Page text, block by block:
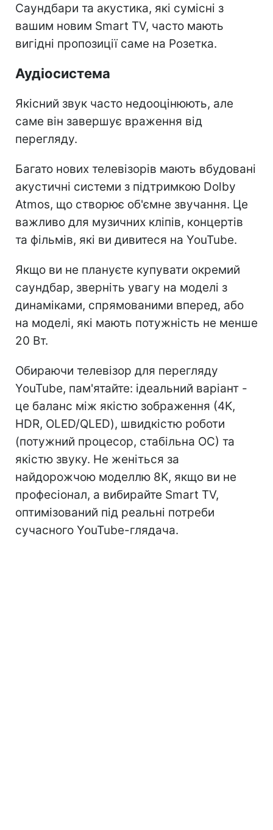
Саундбари та акустика, які сумісні з
вашим новим Smart TV, часто мають
вигідні пропозиції саме на Розетка.
Аудіосистема
Якісний звук часто недооцінюють, але
саме він завершує враження від
перегляду.
Багато нових телевізорів мають вбудовані
акустичні системи з підтримкою Dolby
Atmos, що створює об'ємне звучання. Це
важливо для музичних кліпів, концертів
та фільмів, які ви дивитеся на YouTube.
Якщо ви не плануєте купувати окремий
саундбар, зверніть увагу на моделі з
динаміками, спрямованими вперед, або
на моделі, які мають потужність не менше
20 Вт.
Обираючи телевізор для перегляду
YouTube, пам'ятайте: ідеальний варіант -
це баланс між якістю зображення (4K,
HDR, OLED/QLED), швидкістю роботи
(потужний процесор, стабільна ОС) та
якістю звуку. Не женіться за
найдорожчою моделлю 8K, якщо ви не
професіонал, а вибирайте Smart TV,
оптимізований під реальні потреби
сучасного YouTube-глядача.